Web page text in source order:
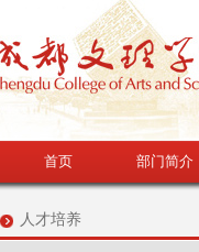
首页 部门简介
人才培养